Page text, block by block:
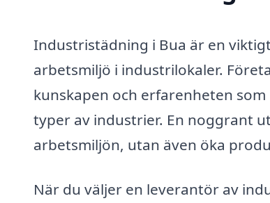
Industristädning i Bua är en
arbetsmiljö i industrilokaler.
kunskapen och erfarenheten
typer av industrier. En noggrant
arbetsmiljön, utan även öka
När du väljer en leverantör av